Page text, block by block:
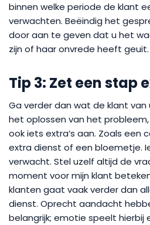
binnen welke periode de klant
verwachten. Beëindig het
door aan te geven dat u het
zijn of haar onvrede heeft geuit.
Tip 3: Zet een stap
Ga verder dan wat de klant van
het oplossen van het
ook iets extra’s aan. Zoals een
extra dienst of een bloemetje.
verwacht. Stel uzelf altijd de
moment voor mijn klant
klanten gaat vaak verder dan
dienst. Oprecht aandacht
belangrijk; emotie speelt hierbij